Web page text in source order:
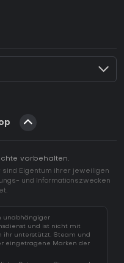
CD Key?
vorbehalten.
sind Eigentum ihrer jeweiligen
und Informationszwecken
unabhängiger
und ist nicht mit
ihr unterstützt. Steam und
eingetragene Marken der